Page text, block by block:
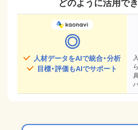
◎
人材データをAIで統合・分析
目標・評価もAIでサポート